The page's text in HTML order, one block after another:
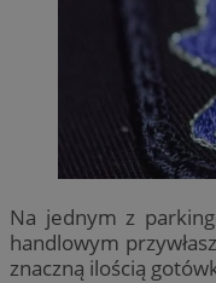
Na jednym z
handlowym
znaczną ilością